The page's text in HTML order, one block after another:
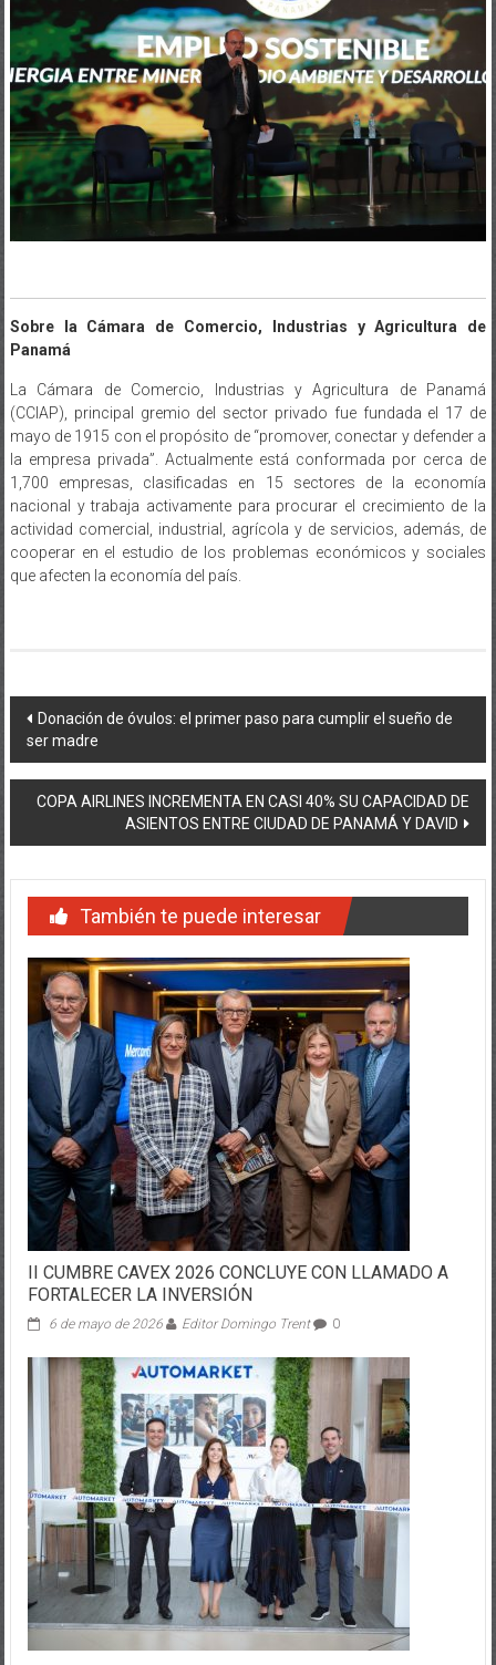
Sobre la Cámara de Comercio, Industrias y Agricultura de
Panamá
(CCIAP), principal gremio del sector privado fue fundada el 17 de
mayo de 1915 con el propósito de “promover, conectar y defender a
la empresa privada”. Actualmente está conformada por cerca de
1,700 empresas, clasificadas en 15 sectores de la economía
nacional y trabaja activamente para procurar el crecimiento de la
actividad comercial, industrial, agrícola y de servicios, además, de
cooperar en el estudio de los problemas económicos y sociales
que afecten la economía del país.
Navegación
de
entradas
Donación de óvulos: el primer paso para cumplir el sueño de
ser madre
COPA AIRLINES INCREMENTA EN CASI 40% SU CAPACIDAD DE
ASIENTOS ENTRE CIUDAD DE PANAMÁ Y DAVID
También te puede interesar
II CUMBRE CAVEX 2026 CONCLUYE CON LLAMADO A
FORTALECER LA INVERSIÓN
6 de mayo de 2026 Editor Domingo Trent
Automarket presentó en Expocomer y Expo Turismo